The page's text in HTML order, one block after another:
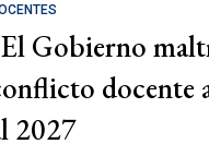
Gobierno
docente
2027